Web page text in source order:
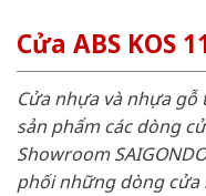
Cửa ABS KOS
Cửa nhựa và nhựa gỗ
sản phẩm các dòng
Showroom
phối những dòng